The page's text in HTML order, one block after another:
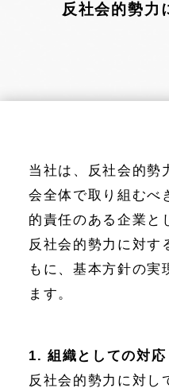
反社会的勢力
当社は、反社会的勢
会全体で取り組むべ
的責任のある企業と
反社会的勢力に対す
もに、基本方針の実
ます。
1. 組織としての対応
反社会的勢力に対し